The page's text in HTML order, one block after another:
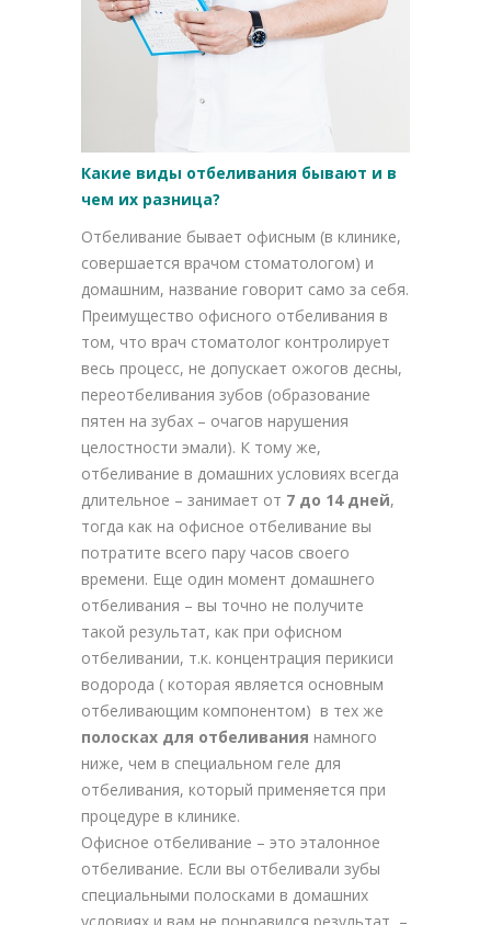
Какие виды отбеливания бывают и в
чем их разница?
Отбеливание бывает офисным (в клинике,
совершается врачом стоматологом) и
домашним, название говорит само за себя.
Преимущество офисного отбеливания в
том, что врач стоматолог контролирует
весь процесс, не допускает ожогов десны,
переотбеливания зубов (образование
пятен на зубах – очагов нарушения
целостности эмали). К тому же,
отбеливание в домашних условиях всегда
длительное – занимает от 7 до 14 дней,
тогда как на офисное отбеливание вы
потратите всего пару часов своего
времени. Еще один момент домашнего
отбеливания – вы точно не получите
такой результат, как при офисном
отбеливании, т.к. концентрация перикиси
водорода ( которая является основным
отбеливающим компонентом) в тех же
полосках для отбеливания намного
ниже, чем в специальном геле для
отбеливания, который применяется при
процедуре в клинике.
Офисное отбеливание – это эталонное
отбеливание. Если вы отбеливали зубы
специальными полосками в домашних